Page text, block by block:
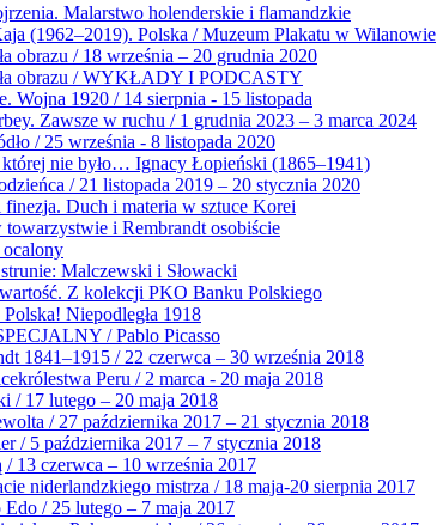
Malarstwo holenderskie i flamandzkie
(1962–2019). Polska / Muzeum Plakatu w Wilanowie
obrazu / 18 września – 20 grudnia 2020
obrazu / WYKŁADY I PODCASTY
Wojna 1920 / 14 sierpnia - 15 listopada
Zawsze w ruchu / 1 grudnia 2023 – 3 marca 2024
/ 25 września - 8 listopada 2020
nie było… Ignacy Łopieński (1865–1941)
/ 21 listopada 2019 – 20 stycznia 2020
finezja. Duch i materia w sztuce Korei
towarzystwie i Rembrandt osobiście
Malczewski i Słowacki
Z kolekcji PKO Banku Polskiego
Niepodległa 1918
/ Pablo Picasso
1841–1915 / 22 czerwca – 30 września 2018
Peru / 2 marca - 20 maja 2018
/ 17 lutego – 20 maja 2018
/ 27 października 2017 – 21 stycznia 2018
/ 5 października 2017 – 7 stycznia 2018
/ 13 czerwca – 10 września 2017
niderlandzkiego mistrza / 18 maja-20 sierpnia 2017
Edo / 25 lutego – 7 maja 2017